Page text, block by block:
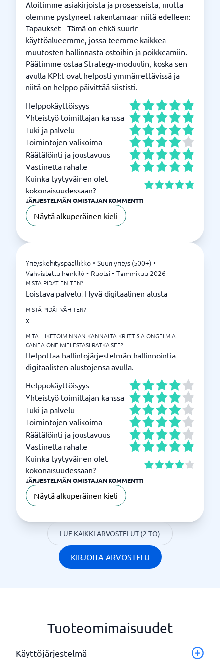
Aloitimme asiakirjoista ja prosesseista, mutta
olemme pystyneet rakentamaan niitä edelleen:
Tapaukset - Tämä on ehkä suurin
käyttöalueemme, jossa teemme kaikkea
muutosten hallinnasta ostoihin ja poikkeamiin.
Päätimme ostaa Strategy-moduulin, koska sen
avulla KPI:t ovat helposti ymmärrettävissä ja
niitä on helppo päivittää siististi.
Helppokäyttöisyys
Yhteistyö toimittajan kanssa
Tuki ja palvelu
Toimintojen valikoima
Räätälöinti ja joustavuus
Vastinetta rahalle
Kuinka tyytyväinen olet
kokonaisuudessaan?
JÄRJESTELMÄN OMISTAJAN KOMMENTTI
Näytä alkuperäinen kieli
Yrityskehityspäällikkö • Suuri yritys (500+) •
Vahvistettu henkilö • Ruotsi • Tammikuu 2026
MISTÄ PIDÄT ENITEN?
Loistava palvelu! Hyvä digitaalinen alusta
MISTÄ PIDÄT VÄHITEN?
x
MITÄ LIIKETOIMINNAN KANNALTA KRIITTISIÄ ONGELMIA
CANEA ONE MIELESTÄSI RATKAISEE?
Helpottaa hallintojärjestelmän hallinnointia
digitaalisten alustojensa avulla.
Helppokäyttöisyys
Yhteistyö toimittajan kanssa
Tuki ja palvelu
Toimintojen valikoima
Räätälöinti ja joustavuus
Vastinetta rahalle
Kuinka tyytyväinen olet
kokonaisuudessaan?
JÄRJESTELMÄN OMISTAJAN KOMMENTTI
Näytä alkuperäinen kieli
LUE KAIKKI ARVOSTELUT (2 TO)
KIRJOITA ARVOSTELU
Tuoteomimaisuudet
Käyttöjärjestelmä